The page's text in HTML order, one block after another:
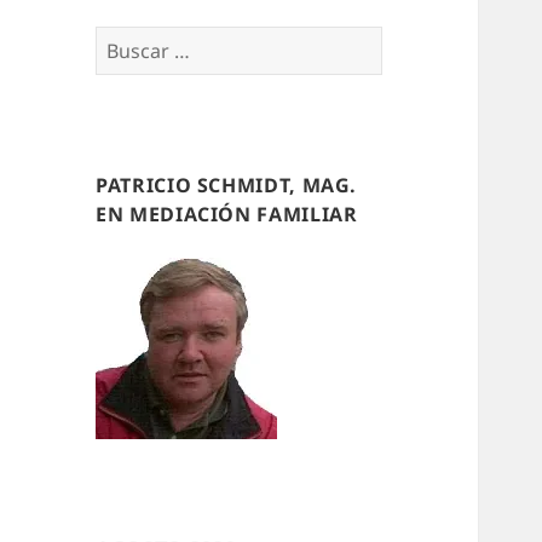
Buscar
por:
PATRICIO SCHMIDT, MAG.
EN MEDIACIÓN FAMILIAR